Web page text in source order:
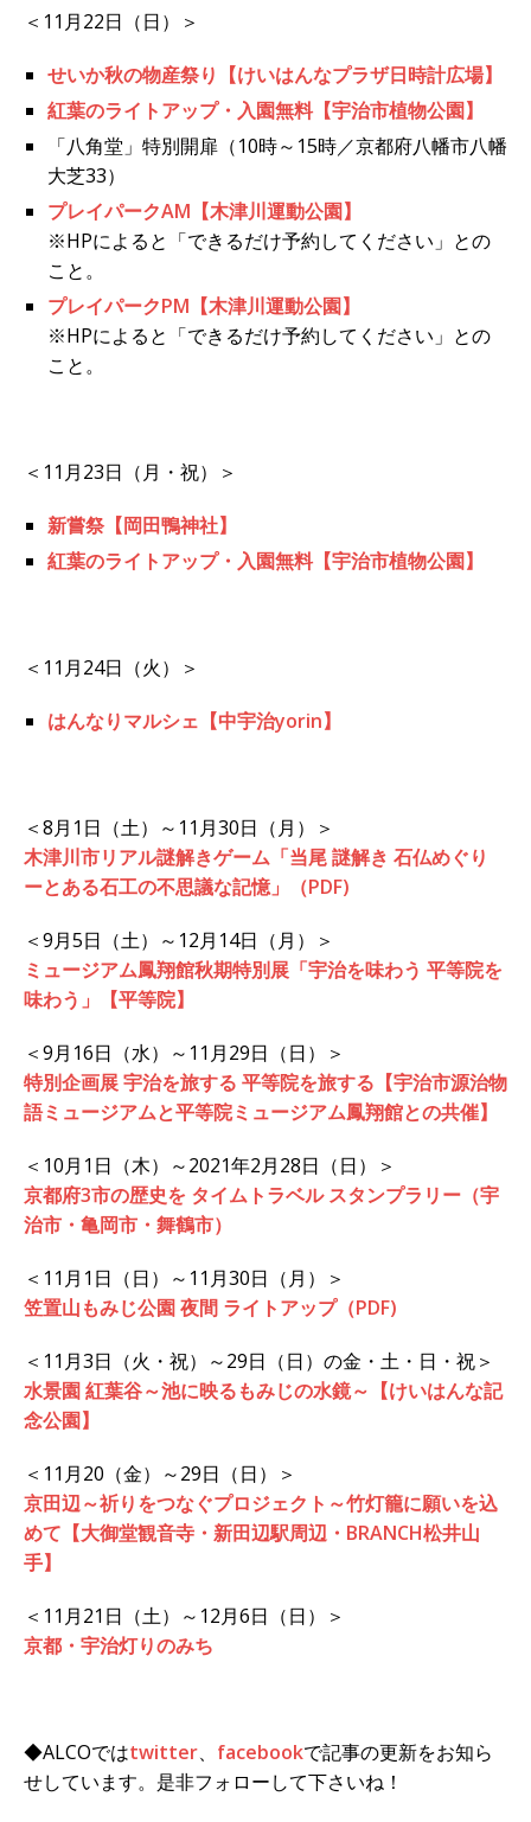
＜11月22日（日）＞
せいか秋の物産祭り【けいはんなプラザ日時計広場】
紅葉のライトアップ・入園無料【宇治市植物公園】
「八角堂」特別開扉（10時～15時／京都府八幡市八幡
大芝33）
プレイパークAM【木津川運動公園】
※HPによると「できるだけ予約してください」との
こと。
プレイパークPM【木津川運動公園】
※HPによると「できるだけ予約してください」との
こと。
＜11月23日（月・祝）＞
新嘗祭【岡田鴨神社】
紅葉のライトアップ・入園無料【宇治市植物公園】
＜11月24日（火）＞
はんなりマルシェ【中宇治yorin】
＜8月1日（土）～11月30日（月）＞
木津川市リアル謎解きゲーム「当尾 謎解き 石仏めぐり
ーとある石工の不思議な記憶」（PDF)
＜9月5日（土）～12月14日（月）＞
ミュージアム鳳翔館秋期特別展「宇治を味わう 平等院を
味わう」【平等院】
＜9月16日（水）～11月29日（日）＞
特別企画展 宇治を旅する 平等院を旅する【宇治市源治物
語ミュージアムと平等院ミュージアム鳳翔館との共催】
＜10月1日（木）～2021年2月28日（日）＞
京都府3市の歴史を タイムトラベル スタンプラリー（宇
治市・亀岡市・舞鶴市）
＜11月1日（日）～11月30日（月）＞
笠置山もみじ公園 夜間 ライトアップ（PDF)
＜11月3日（火・祝）～29日（日）の金・土・日・祝＞
水景園 紅葉谷～池に映るもみじの水鏡～【けいはんな記
念公園】
＜11月20（金）～29日（日）＞
京田辺～祈りをつなぐプロジェクト～竹灯籠に願いを込
めて【大御堂観音寺・新田辺駅周辺・BRANCH松井山
手】
＜11月21日（土）～12月6日（日）＞
京都・宇治灯りのみち
◆ALCOではtwitter、 facebookで記事の更新をお知ら
せしています。是非フォローして下さいね！